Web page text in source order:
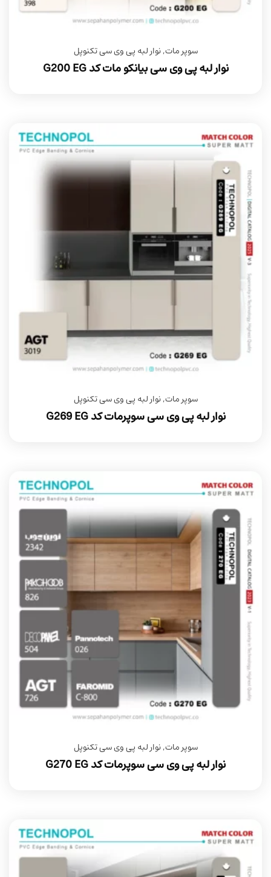
سوپر مات,نوار لبه پی وی سی تکنوپل
نوار لبه پی وی سی بیانکو مات کد G200 EG
سوپر مات,نوار لبه پی وی سی تکنوپل
نوار لبه پی وی سی سوپرمات کد G269 EG
سوپر مات,نوار لبه پی وی سی تکنوپل
نوار لبه پی وی سی سوپرمات کد G270 EG